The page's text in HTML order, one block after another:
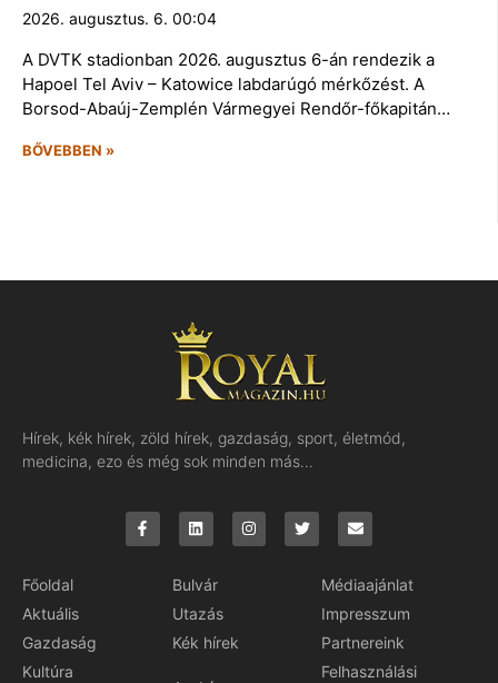
2026. augusztus. 6. 00:04
A DVTK stadionban 2026. augusztus 6-án rendezik a
Hapoel Tel Aviv – Katowice labdarúgó mérkőzést. A
Borsod-Abaúj-Zemplén Vármegyei Rendőr-főkapitán…
BŐVEBBEN »
Hírek, kék hírek, zöld hírek, gazdaság, sport, életmód,
medicina, ezo és még sok minden más…
Főoldal
Aktuális
Gazdaság
Kultúra
Bulvár
Utazás
Kék hírek
Médiaajánlat
Impresszum
Partnereink
Felhasználási